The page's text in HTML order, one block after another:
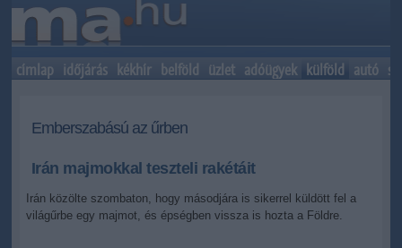
címlap időjárás kékhír belföld üzlet adóügyek külföld autó
Emberszabású az űrben
Irán majmokkal teszteli rakétáit
Irán közölte szombaton, hogy másodjára is sikerrel küldött fel a
világűrbe egy majmot, és épségben vissza is hozta a Földre.